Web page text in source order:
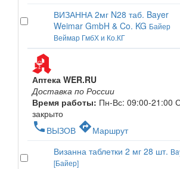
ВИЗАННА 2мг N28 таб. Bayer
Weimar GmbH & Co. KG Байер
Веймар ГмбХ и Ко.КГ
Аптека WER.RU
Доставка по России
Время работы: Пн-Вс: 09:00-21:00
закрыто
phone ВЫЗОВ directionsМаршрут
Визанна таблетки 2 мг 28 шт.
[Байер]